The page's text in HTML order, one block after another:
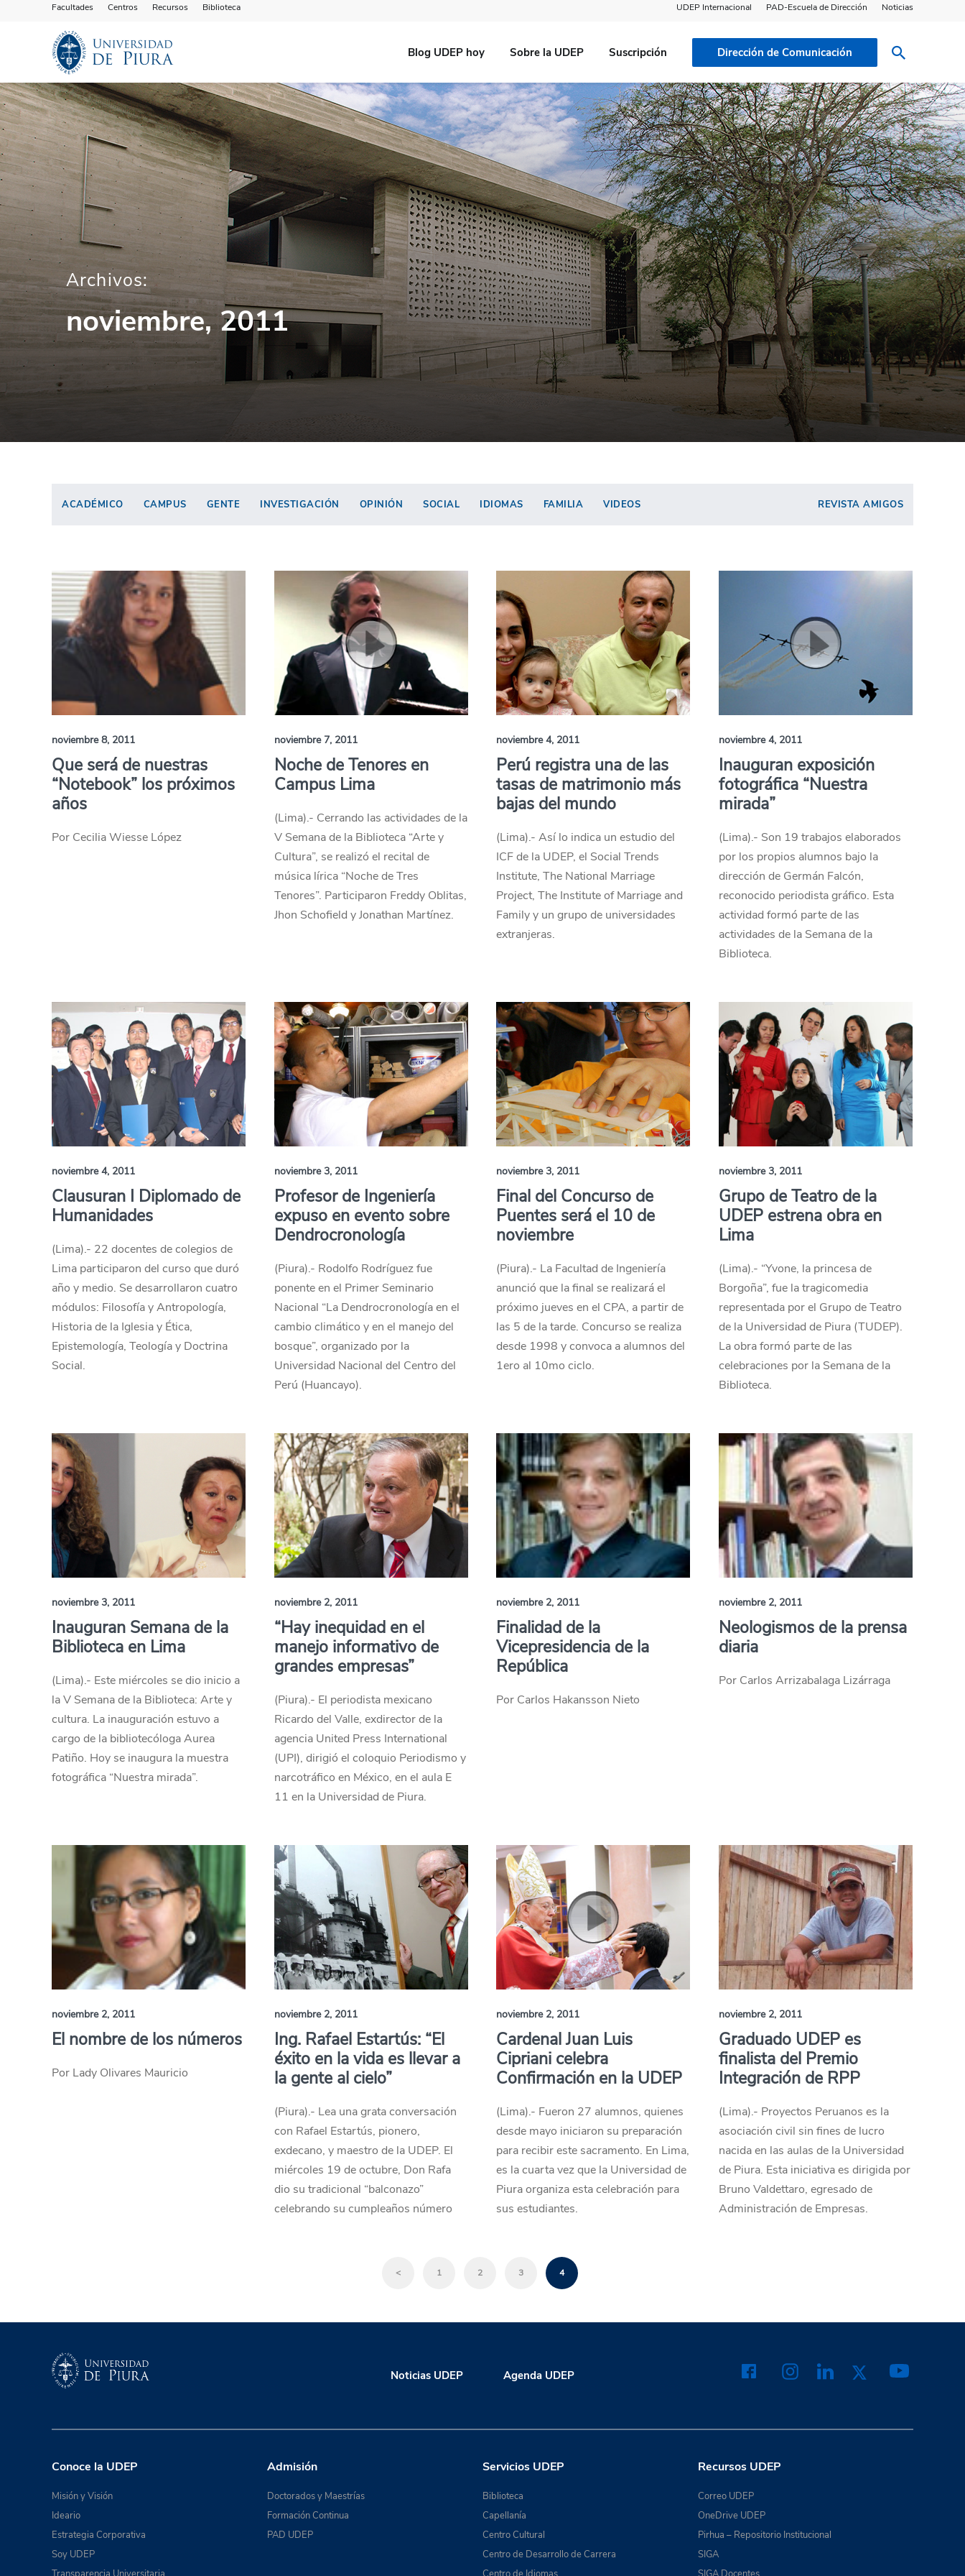
Facultades Centros Recursos Biblioteca UDEP Internacional PAD-Escuela de Dirección Noticias
Blog UDEP hoy Sobre la UDEP Suscripción Dirección de Comunicación
Archivos:
noviembre, 2011
ACADÉMICO CAMPUS GENTE INVESTIGACIÓN OPINIÓN SOCIAL IDIOMAS FAMILIA VIDEOS REVISTA AMIGOS
noviembre 8, 2011
Que será de nuestras
“Notebook” los próximos
años
Por Cecilia Wiesse López
noviembre 7, 2011
Noche de Tenores en
Campus Lima
(Lima).- Cerrando las actividades de la
V Semana de la Biblioteca “Arte y
Cultura”, se realizó el recital de
música lírica “Noche de Tres
Tenores”. Participaron Freddy Oblitas,
Jhon Schofield y Jonathan Martínez.
noviembre 4, 2011
Perú registra una de las
tasas de matrimonio más
bajas del mundo
(Lima).- Así lo indica un estudio del
ICF de la UDEP, el Social Trends
Institute, The National Marriage
Project, The Institute of Marriage and
Family y un grupo de universidades
extranjeras.
noviembre 4, 2011
Inauguran exposición
fotográfica “Nuestra
mirada”
(Lima).- Son 19 trabajos elaborados
por los propios alumnos bajo la
dirección de Germán Falcón,
reconocido periodista gráfico. Esta
actividad formó parte de las
actividades de la Semana de la
Biblioteca.
noviembre 4, 2011
Clausuran I Diplomado de
Humanidades
(Lima).- 22 docentes de colegios de
Lima participaron del curso que duró
año y medio. Se desarrollaron cuatro
módulos: Filosofía y Antropología,
Historia de la Iglesia y Ética,
Epistemología, Teología y Doctrina
Social.
noviembre 3, 2011
Profesor de Ingeniería
expuso en evento sobre
Dendrocronología
(Piura).- Rodolfo Rodríguez fue
ponente en el Primer Seminario
Nacional “La Dendrocronología en el
cambio climático y en el manejo del
bosque”, organizado por la
Universidad Nacional del Centro del
Perú (Huancayo).
noviembre 3, 2011
Final del Concurso de
Puentes será el 10 de
noviembre
(Piura).- La Facultad de Ingeniería
anunció que la final se realizará el
próximo jueves en el CPA, a partir de
las 5 de la tarde. Concurso se realiza
desde 1998 y convoca a alumnos del
1ero al 10mo ciclo.
noviembre 3, 2011
Grupo de Teatro de la
UDEP estrena obra en
Lima
(Lima).- “Yvone, la princesa de
Borgoña”, fue la tragicomedia
representada por el Grupo de Teatro
de la Universidad de Piura (TUDEP).
La obra formó parte de las
celebraciones por la Semana de la
Biblioteca.
noviembre 3, 2011
Inauguran Semana de la
Biblioteca en Lima
(Lima).- Este miércoles se dio inicio a
la V Semana de la Biblioteca: Arte y
cultura. La inauguración estuvo a
cargo de la bibliotecóloga Aurea
Patiño. Hoy se inaugura la muestra
fotográfica “Nuestra mirada”.
noviembre 2, 2011
“Hay inequidad en el
manejo informativo de
grandes empresas”
(Piura).- El periodista mexicano
Ricardo del Valle, exdirector de la
agencia United Press International
(UPI), dirigió el coloquio Periodismo y
narcotráfico en México, en el aula E
11 en la Universidad de Piura.
noviembre 2, 2011
Finalidad de la
Vicepresidencia de la
República
Por Carlos Hakansson Nieto
noviembre 2, 2011
Neologismos de la prensa
diaria
Por Carlos Arrizabalaga Lizárraga
noviembre 2, 2011
El nombre de los números
Por Lady Olivares Mauricio
noviembre 2, 2011
Ing. Rafael Estartús: “El
éxito en la vida es llevar a
la gente al cielo”
(Piura).- Lea una grata conversación
con Rafael Estartús, pionero,
exdecano, y maestro de la UDEP. El
miércoles 19 de octubre, Don Rafa
dio su tradicional “balconazo”
celebrando su cumpleaños número
noviembre 2, 2011
Cardenal Juan Luis
Cipriani celebra
Confirmación en la UDEP
(Lima).- Fueron 27 alumnos, quienes
desde mayo iniciaron su preparación
para recibir este sacramento. En Lima,
es la cuarta vez que la Universidad de
Piura organiza esta celebración para
sus estudiantes.
noviembre 2, 2011
Graduado UDEP es
finalista del Premio
Integración de RPP
(Lima).- Proyectos Peruanos es la
asociación civil sin fines de lucro
nacida en las aulas de la Universidad
de Piura. Esta iniciativa es dirigida por
Bruno Valdettaro, egresado de
Administración de Empresas.
< 1 2 3 4
Noticias UDEP Agenda UDEP
Conoce la UDEP
Misión y Visión
Ideario
Estrategia Corporativa
Soy UDEP
Admisión
Doctorados y Maestrías
Formación Continua
PAD UDEP
Servicios UDEP
Biblioteca
Capellanía
Centro Cultural
Centro de Desarrollo de Carrera
Recursos UDEP
Correo UDEP
OneDrive UDEP
Pirhua – Repositorio Institucional
SIGA